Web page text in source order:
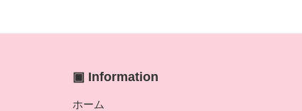
▣ Information
ホーム